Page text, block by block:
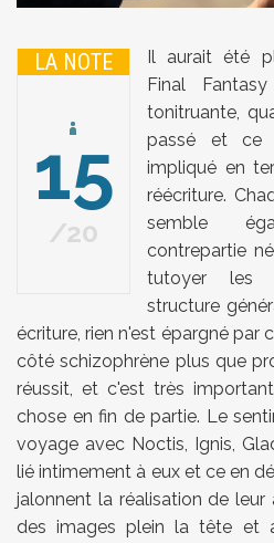
LA NOTE
15
20
Il aurait été
Final
tonitruante,
passé et ce
impliqué en
réécriture.
semble
contrepartie
tutoyer les
structure
écriture, rien n'est épargné par
côté schizophrène plus que
réussit, et c'est très
chose en fin de partie. Le
voyage avec Noctis, Ignis,
lié intimement à eux et ce en
jalonnent la réalisation de
des images plein la tête et